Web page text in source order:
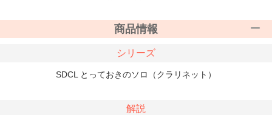
商品情報
シリーズ
SDCL とっておきのソロ（クラリネット）
解説